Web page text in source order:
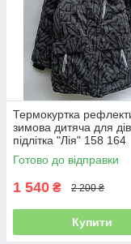
Термокуртка
зимова дитяча для
підлітка "Лія" 158 164
курточка чорна з
натуральною опушкою
Готово до відправки
1 540 ₴ 2 200 ₴
Купити